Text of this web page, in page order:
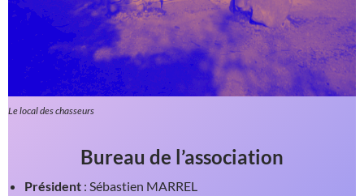
Le local des chasseurs
Bureau de l’association
Président : Sébastien MARREL